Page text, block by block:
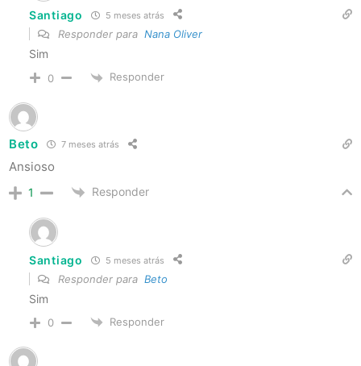
Santiago 5 meses atrás
Responder para Nana Oliver
Sim
0 Responder
Beto 7 meses atrás
Ansioso
1 Responder
Santiago 5 meses atrás
Responder para Beto
Sim
0 Responder